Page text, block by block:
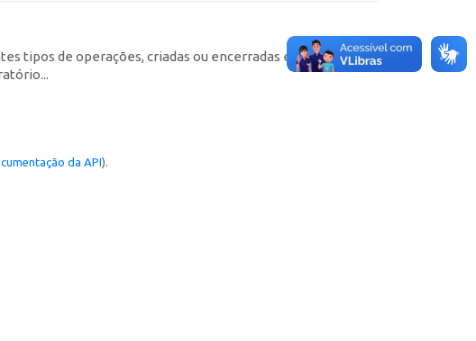
tipos de operações, criadas ou encerradas em cada
da API).